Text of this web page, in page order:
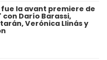
fue la avant premiere de
con Darío Barassi,
Verónica Llinás y